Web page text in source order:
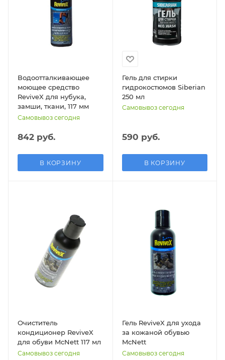
Водоотталкивающее
моющее средство
ReviveX для нубука,
замши, ткани, 117 мм
Самовывоз сегодня
842 руб.
В КОРЗИНУ
Гель для стирки
гидрокостюмов Siberian
250 мл
Самовывоз сегодня
590 руб.
В КОРЗИНУ
Очиститель
кондиционер ReviveX
для обуви McNett 117 мл
Самовывоз сегодня
Гель ReviveX для ухода
за кожаной обувью
McNett
Самовывоз сегодня